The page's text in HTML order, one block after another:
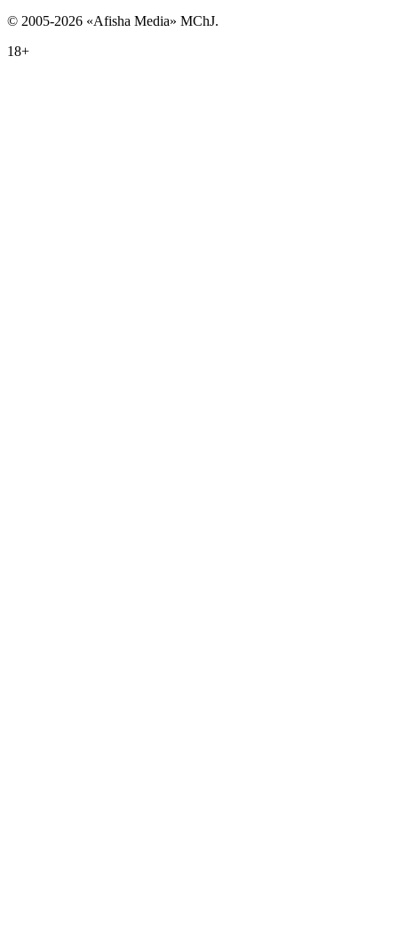
© 2005-2026 «Afisha Media» MChJ.
18+